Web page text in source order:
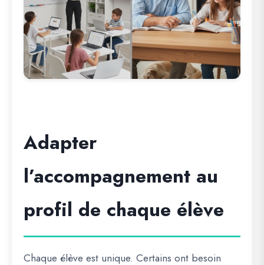
Adapter
l’accompagnement au
profil de chaque élève
Chaque élève est unique. Certains ont besoin